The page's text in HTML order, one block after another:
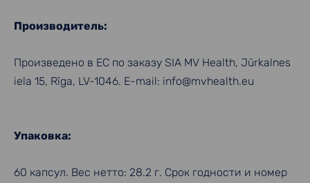
Производитель:
Произведено в ЕС по заказу SIA MV Health, Jūrkalnes
iela 15, Rīga, LV-1046. E-mail: info@mvhealth.eu
Упаковка:
60 капсул. Вес нетто: 28.2 г. Срок годности и номер